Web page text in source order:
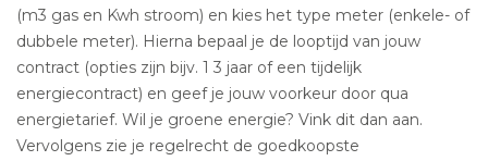
(m3 gas en Kwh stroom) en kies het type meter (enkele- of
dubbele meter). Hierna bepaal je de looptijd van jouw
contract (opties zijn bijv. 1 3 jaar of een tijdelijk
energiecontract) en geef je jouw voorkeur door qua
energietarief. Wil je groene energie? Vink dit dan aan.
Vervolgens zie je regelrecht de goedkoopste